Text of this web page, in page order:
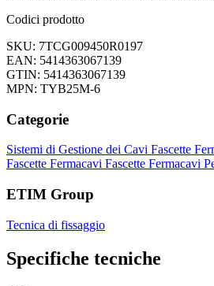
Codici prodotto
SKU: 7TCG009450R0197
EAN: 5414363067139
GTIN: 5414363067139
MPN: TYB25M-6
Categorie
Sistemi di Gestione dei Cavi Fascette
Fascette Fermacavi Fascette Fermacavi
ETIM Group
Tecnica di fissaggio
Specifiche tecniche